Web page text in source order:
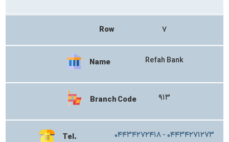
Row ۷
Name Refah Bank
Branch Code ۹۱۳
Tel. ۰۴۴۳۴۲۷۲۴۱۸ - ۰۴۴۳۴۲۷۱۲۷۳